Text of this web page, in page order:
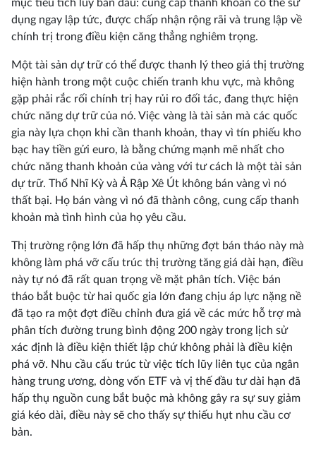
mục tiêu tích lũy ban đầu: cung cấp thanh khoản có thể sử
dụng ngay lập tức, được chấp nhận rộng rãi và trung lập về
chính trị trong điều kiện căng thẳng nghiêm trọng.
Một tài sản dự trữ có thể được thanh lý theo giá thị trường
hiện hành trong một cuộc chiến tranh khu vực, mà không
gặp phải rắc rối chính trị hay rủi ro đối tác, đang thực hiện
chức năng dự trữ của nó. Việc vàng là tài sản mà các quốc
gia này lựa chọn khi cần thanh khoản, thay vì tín phiếu kho
bạc hay tiền gửi euro, là bằng chứng mạnh mẽ nhất cho
chức năng thanh khoản của vàng với tư cách là một tài sản
dự trữ. Thổ Nhĩ Kỳ và Ả Rập Xê Út không bán vàng vì nó
thất bại. Họ bán vàng vì nó đã thành công, cung cấp thanh
khoản mà tình hình của họ yêu cầu.
Thị trường rộng lớn đã hấp thụ những đợt bán tháo này mà
không làm phá vỡ cấu trúc thị trường tăng giá dài hạn, điều
này tự nó đã rất quan trọng về mặt phân tích. Việc bán
tháo bắt buộc từ hai quốc gia lớn đang chịu áp lực nặng nề
đã tạo ra một đợt điều chỉnh đưa giá về các mức hỗ trợ mà
phân tích đường trung bình động 200 ngày trong lịch sử
xác định là điều kiện thiết lập chứ không phải là điều kiện
phá vỡ. Nhu cầu cấu trúc từ việc tích lũy liên tục của ngân
hàng trung ương, dòng vốn ETF và vị thế đầu tư dài hạn đã
hấp thụ nguồn cung bắt buộc mà không gây ra sự suy giảm
giá kéo dài, điều này sẽ cho thấy sự thiếu hụt nhu cầu cơ
bản.